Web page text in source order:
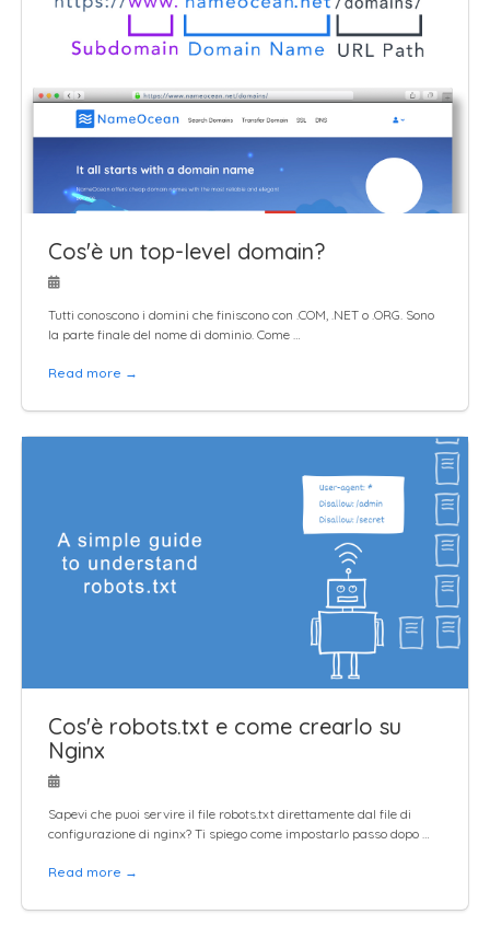
Cos'è un top-level domain?
Tutti conoscono i domini che finiscono con .COM, .NET o .ORG. Sono
la parte finale del nome di dominio. Come …
Read more →
Cos'è robots.txt e come crearlo su
Nginx
Sapevi che puoi servire il file robots.txt direttamente dal file di
configurazione di nginx? Ti spiego come impostarlo passo dopo …
Read more →